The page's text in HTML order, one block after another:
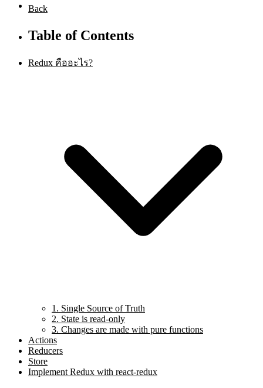
Back
Table of Contents
Redux คืออะไร?
1. Single Source of Truth
2. State is read-only
3. Changes are made with pure functions
Actions
Reducers
Store
Implement Redux with react-redux